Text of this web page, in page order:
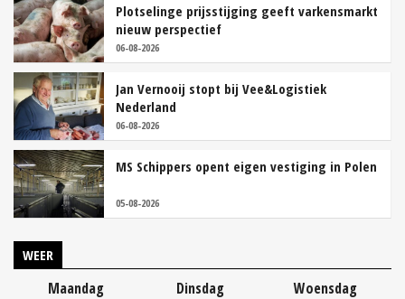
Plotselinge prijsstijging geeft varkensmarkt
nieuw perspectief
06-08-2026
Jan Vernooij stopt bij Vee&Logistiek
Nederland
06-08-2026
MS Schippers opent eigen vestiging in Polen
05-08-2026
WEER
Maandag Dinsdag Woensdag